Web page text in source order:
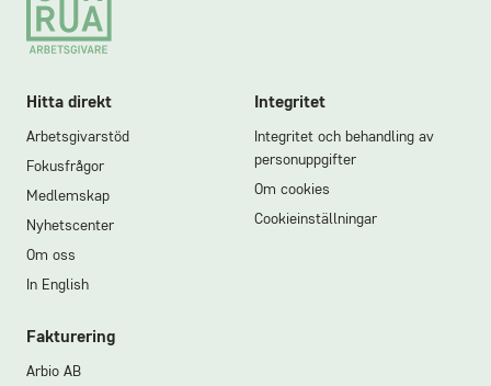
Hitta direkt
Arbetsgivarstöd
Fokusfrågor
Medlemskap
Nyhetscenter
Om oss
In English
Integritet
Integritet och behandling av
personuppgifter
Om cookies
Cookieinställningar
Fakturering
Arbio AB